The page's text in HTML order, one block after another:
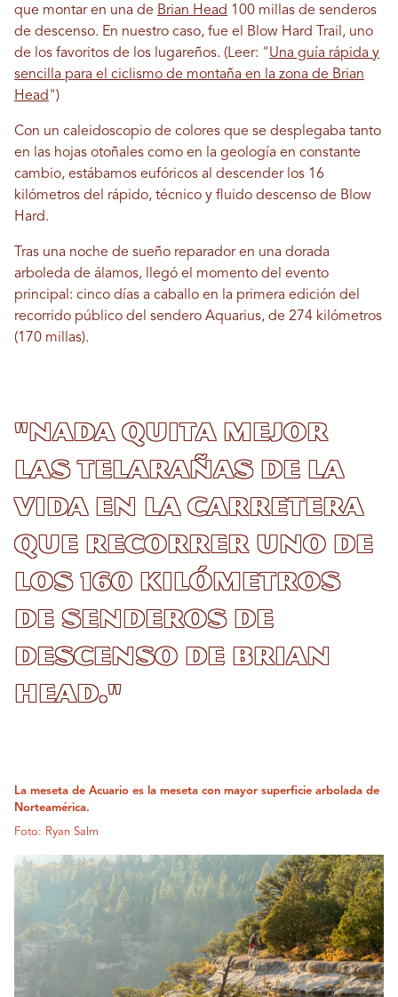
que montar en una de Brian Head 100 millas de senderos
de descenso. En nuestro caso, fue el Blow Hard Trail, uno
de los favoritos de los lugareños. (Leer: "Una guía rápida y
sencilla para el ciclismo de montaña en la zona de Brian
Head ")
Con un caleidoscopio de colores que se desplegaba tanto
en las hojas otoñales como en la geología en constante
cambio, estábamos eufóricos al descender los 16
kilómetros del rápido, técnico y fluido descenso de Blow
Hard.
Tras una noche de sueño reparador en una dorada
arboleda de álamos, llegó el momento del evento
principal: cinco días a caballo en la primera edición del
recorrido público del sendero Aquarius, de 274 kilómetros
(170 millas).
"Nada quita mejor
las telarañas de la
vida en la carretera
que recorrer uno de
los 160 kilómetros
de senderos de
descenso de Brian
Head."
La meseta de Acuario es la meseta con mayor superficie arbolada de
Norteamérica.
Foto: Ryan Salm